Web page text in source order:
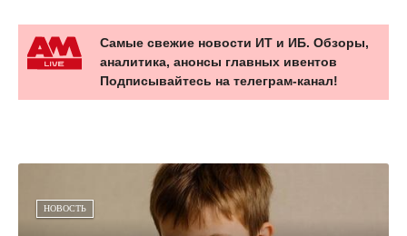
Самые свежие новости ИТ и ИБ. Обзоры,
аналитика, анонсы главных ивентов
Подписывайтесь на телеграм-канал!
НОВОСТЬ